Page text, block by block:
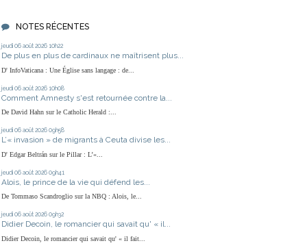
NOTES RÉCENTES
jeudi 06 août 2026 10h22
De plus en plus de cardinaux ne maîtrisent plus...
D' InfoVaticana : Une Église sans langage : de...
jeudi 06 août 2026 10h08
Comment Amnesty s'est retournée contre la...
De David Hahn sur le Catholic Herald :...
jeudi 06 août 2026 09h58
L’« invasion » de migrants à Ceuta divise les...
D' Edgar Beltrán sur le Pillar : L’«...
jeudi 06 août 2026 09h41
Alois, le prince de la vie qui défend les...
De Tommaso Scandroglio sur la NBQ : Alois, le...
jeudi 06 août 2026 09h32
Didier Decoin, le romancier qui savait qu' « il...
Didier Decoin, le romancier qui savait qu' « il fait...